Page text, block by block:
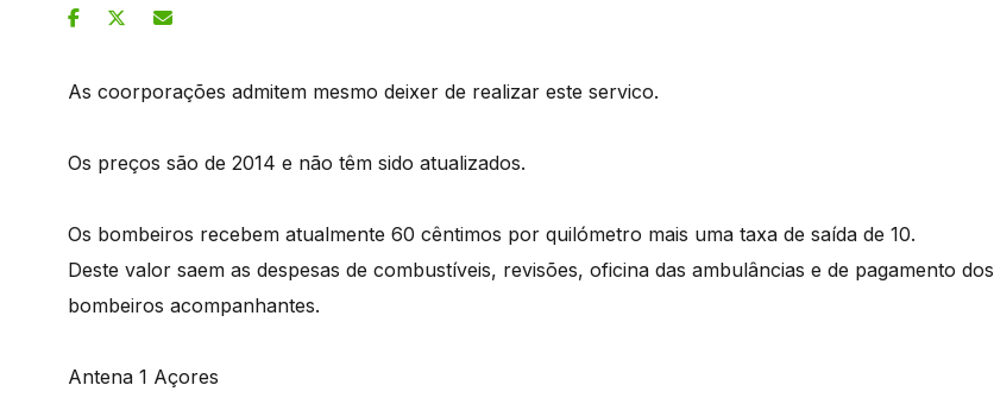
As coorporações admitem mesmo deixer de realizar este servico.
Os preços são de 2014 e não têm sido atualizados.
Os bombeiros recebem atualmente 60 cêntimos por quilómetro mais uma taxa de saída de 10.
Deste valor saem as despesas de combustíveis, revisões, oficina das ambulâncias e de pagamento dos
bombeiros acompanhantes.
Antena 1 Açores